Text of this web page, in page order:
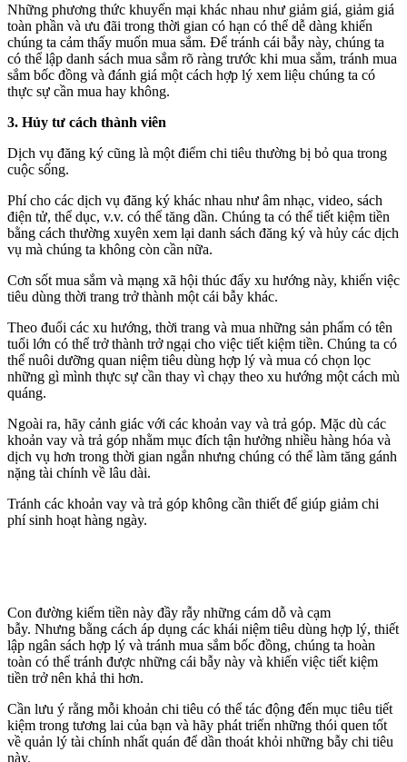
Những phương thức khuyến mại khác nhau như giảm giá, giảm giá
toàn phần và ưu đãi trong thời gian có hạn có thể dễ dàng khiến
chúng ta cảm thấy muốn mua sắm. Để tránh cái bẫy này, chúng ta
có thể lập danh sách mua sắm rõ ràng trước khi mua sắm, tránh mua
sắm bốc đồng và đánh giá một cách hợp lý xem liệu chúng ta có
thực sự cần mua hay không.
3. Hủy tư cách thành viên
Dịch vụ đăng ký cũng là một điểm chi tiêu thường bị bỏ qua trong
cuộc sống.
Phí cho các dịch vụ đăng ký khác nhau như âm nhạc, video, sách
điện tử, thể dục, v.v. có thể tăng dần. Chúng ta có thể tiết kiệm tiền
bằng cách thường xuyên xem lại danh sách đăng ký và hủy các dịch
vụ mà chúng ta không còn cần nữa.
Cơn sốt mua sắm và mạng xã hội thúc đẩy xu hướng này, khiến việc
tiêu dùng thời trang trở thành một cái bẫy khác.
Theo đuổi các xu hướng, thời trang và mua những sản phẩm có tên
tuổi lớn có thể trở thành trở ngại cho việc tiết kiệm tiền. Chúng ta có
thể nuôi dưỡng quan niệm tiêu dùng hợp lý và mua có chọn lọc
những gì mình thực sự cần thay vì chạy theo xu hướng một cách mù
quáng.
Ngoài ra, hãy cảnh giác với các khoản vay và trả góp. Mặc dù các
khoản vay và trả góp nhằm mục đích tận hưởng nhiều hàng hóa và
dịch vụ hơn trong thời gian ngắn nhưng chúng có thể làm tăng gánh
nặng tài chính về lâu dài.
Tránh các khoản vay và trả góp không cần thiết để giúp giảm chi
phí sinh hoạt hàng ngày.
Con đường kiếm tiền này đầy rẫy những cám dỗ và cạm
bẫy. Nhưng bằng cách áp dụng các khái niệm tiêu dùng hợp lý, thiết
lập ngân sách hợp lý và tránh mua sắm bốc đồng, chúng ta hoàn
toàn có thể tránh được những cái bẫy này và khiến việc tiết kiệm
tiền trở nên khả thi hơn.
Cần lưu ý rằng mỗi khoản chi tiêu có thể tác động đến mục tiêu tiết
kiệm trong tương lai của bạn và hãy phát triển những thói quen tốt
về quản lý tài chính nhất quán để dần thoát khỏi những bẫy chi tiêu
này.